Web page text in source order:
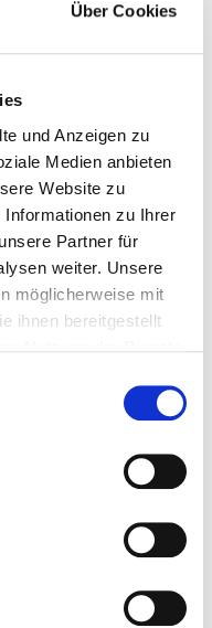
Über Cookies
und Anzeigen zu
Medien anbieten
Website zu
zu Ihrer
Partner für
weiter. Unsere
möglicherweise mit
ihnen bereitgestellt
of May